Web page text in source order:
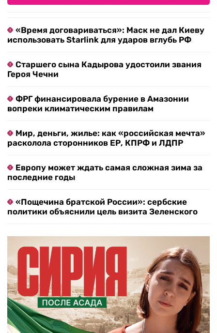
«Время договариваться»: Маск не дал Киеву
использовать Starlink для ударов вглубь РФ
Старшего сына Кадырова удостоили звания
Героя Чечни
ФРГ финансировала бурение в Амазонии
вопреки климатическим правилам
Мир, деньги, жилье: как «российская мечта»
расколола сторонников ЕР, КПРФ и ЛДПР
Европу может ждать самая сложная зима за
последние годы
«Пощечина братской России»: сербские
политики объяснили цель визита Зеленского